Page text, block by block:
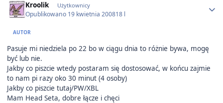
Kroolik Użytkownicy
Opublikowano 19 kwietnia 200818 l
AUTOR
Pasuje mi niedziela po 22 bo w ciągu dnia to różnie bywa, mogę
być lub nie.
Jakby co piszcie wtedy postaram się dostosować, w końcu zajmie
to nam pi razy oko 30 minut (4 osoby)
Jakby co piszcie tutaj/PW/XBL
Mam Head Seta, dobre łącze i chęci